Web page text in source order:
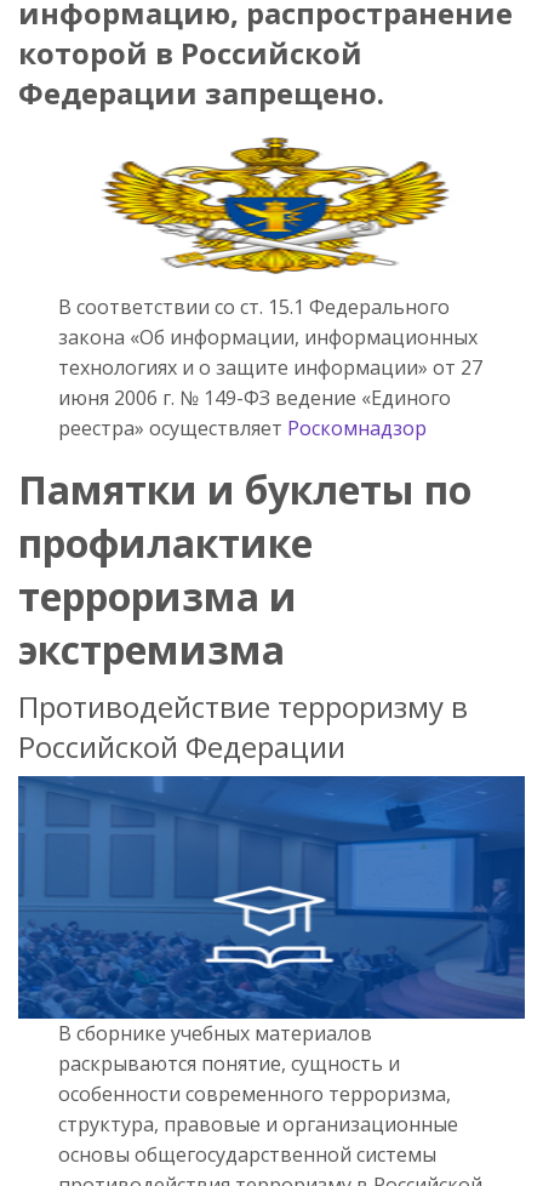
информацию, распространение
которой в Российской
Федерации запрещено.
В соответствии со ст. 15.1 Федерального
закона «Об информации, информационных
технологиях и о защите информации» от 27
июня 2006 г. № 149-ФЗ ведение «Единого
реестра» осуществляет Роскомнадзор
Памятки и буклеты по
профилактике
терроризма и
экстремизма
Противодействие терроризму в
Российской Федерации
В сборнике учебных материалов
раскрываются понятие, сущность и
особенности современного терроризма,
структура, правовые и организационные
основы общегосударственной системы